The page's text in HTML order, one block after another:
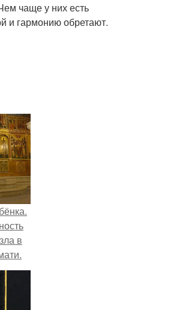
чаще у них есть
и гармонию обретают.
в